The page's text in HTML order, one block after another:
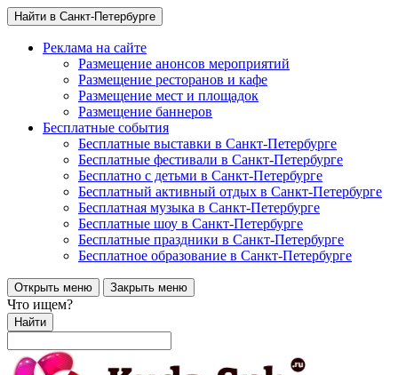
Найти в Санкт-Петербурге
Реклама на сайте
Размещение анонсов мероприятий
Размещение ресторанов и кафе
Размещение мест и площадок
Размещение баннеров
Бесплатные события
Бесплатные выставки в Санкт-Петербурге
Бесплатные фестивали в Санкт-Петербурге
Бесплатно с детьми в Санкт-Петербурге
Бесплатный активный отдых в Санкт-Петербурге
Бесплатная музыка в Санкт-Петербурге
Бесплатные шоу в Санкт-Петербурге
Бесплатные праздники в Санкт-Петербурге
Бесплатное образование в Санкт-Петербурге
Открыть меню Закрыть меню
Что ищем?
Найти